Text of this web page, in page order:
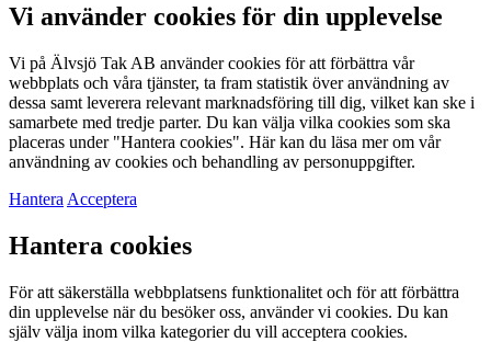
Vi använder cookies för din upplevelse
Vi på Älvsjö Tak AB använder cookies för att förbättra vår
webbplats och våra tjänster, ta fram statistik över användning av
dessa samt leverera relevant marknadsföring till dig, vilket kan ske i
samarbete med tredje parter. Du kan välja vilka cookies som ska
placeras under "Hantera cookies". Här kan du läsa mer om vår
användning av cookies och behandling av personuppgifter.
Hantera Acceptera
Hantera cookies
För att säkerställa webbplatsens funktionalitet och för att förbättra
din upplevelse när du besöker oss, använder vi cookies. Du kan
själv välja inom vilka kategorier du vill acceptera cookies.